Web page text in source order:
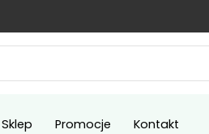
Sklep Promocje Kontakt